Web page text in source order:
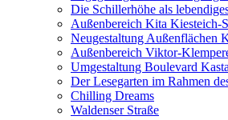
Die Schillerhöhe als
Außenbereich Kita Kiesteich-
Neugestaltung Außenflächen
Außenbereich Viktor-
Umgestaltung Boulevard
Der Lesegarten im Rahmen
Chilling Dreams
Waldenser Straße